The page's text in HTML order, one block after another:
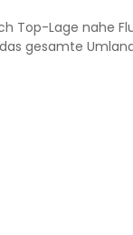
Top-Lage nahe
gesamte